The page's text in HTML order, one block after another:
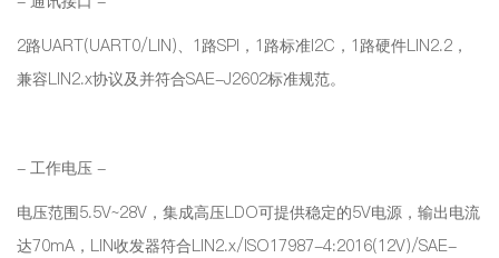
2路UART(UART0/LIN)、1路SPI，1路标准I2C，1路硬件LIN2.2，
兼容LIN2.x协议及并符合SAE-J2602标准规范。
- 工作电压 -
电压范围5.5V~28V，集成高压LDO可提供稳定的5V电源，输出电流
达70mA，LIN收发器符合LIN2.x/ISO17987-4:2016(12V)/SAE-